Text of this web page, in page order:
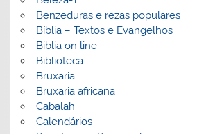
Benzeduras e rezas populares
Bíblia – Textos e Evangelhos
Biblia on line
Biblioteca
Bruxaria
Bruxaria africana
Cabalah
Calendários